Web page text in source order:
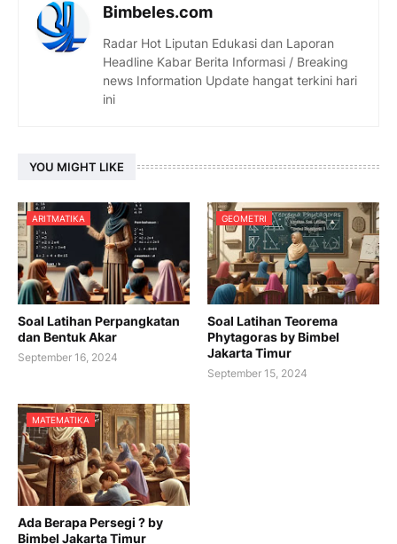
Bimbeles.com
Radar Hot Liputan Edukasi dan Laporan
Headline Kabar Berita Informasi / Breaking
news Information Update hangat terkini hari
ini
YOU MIGHT LIKE
ARITMATIKA
Soal Latihan Perpangkatan
dan Bentuk Akar
September 16, 2024
GEOMETRI
Soal Latihan Teorema
Phytagoras by Bimbel
Jakarta Timur
September 15, 2024
MATEMATIKA
Ada Berapa Persegi ? by
Bimbel Jakarta Timur